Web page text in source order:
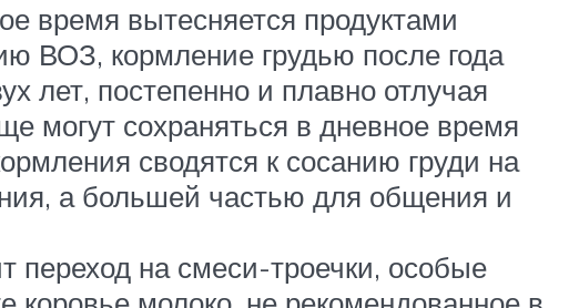
время вытесняется продуктами
ВОЗ, кормление грудью после года
лет, постепенно и плавно отлучая
могут сохраняться в дневное время
сводятся к сосанию груди на
а большей частью для общения и
переход на смеси-троечки, особые